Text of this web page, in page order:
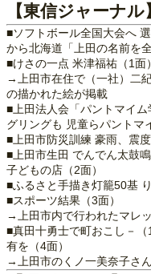
【東信ジャーナル】
■ソフトボール全国大会へ
から北海道「上田の名前を
■けさの一点 米津福祐（1面）
→上田市在住で（一社）二
の描かれた絵が掲載
■上田法人会「パントマイ
グリングも 児童らパントマ
■上田市防災訓練 豪雨、震
■上田市生田 でんでん太鼓
子どもの店（2面）
■ふるさと手描き灯籠50基
■スポーツ結果（3面）
→上田市内で行われたマレ
■真田十勇士で町おこし－
有を（4面）
→上田市のくノ一美奈子さ